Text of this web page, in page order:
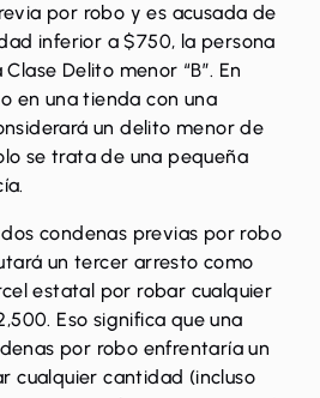
por robo y es acusada de
inferior a $750, la persona
Delito menor “B”. En
en una tienda con una
un delito menor de
se trata de una pequeña
condenas previas por robo
un tercer arresto como
estatal por robar cualquier
Eso significa que una
por robo enfrentaría un
cualquier cantidad (incluso